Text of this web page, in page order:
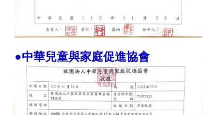
●中華兒童與家庭促進協會